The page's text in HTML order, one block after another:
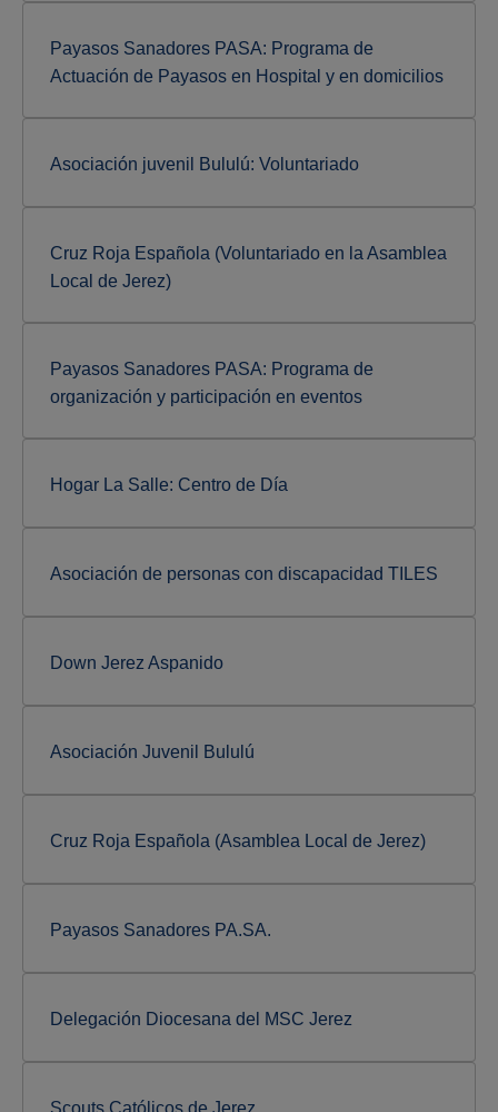
Payasos Sanadores PASA: Programa de
Actuación de Payasos en Hospital y en domicilios
Asociación juvenil Bululú: Voluntariado
Cruz Roja Española (Voluntariado en la Asamblea
Local de Jerez)
Payasos Sanadores PASA: Programa de
organización y participación en eventos
Hogar La Salle: Centro de Día
Asociación de personas con discapacidad TILES
Down Jerez Aspanido
Asociación Juvenil Bululú
Cruz Roja Española (Asamblea Local de Jerez)
Payasos Sanadores PA.SA.
Delegación Diocesana del MSC Jerez
Scouts Católicos de Jerez